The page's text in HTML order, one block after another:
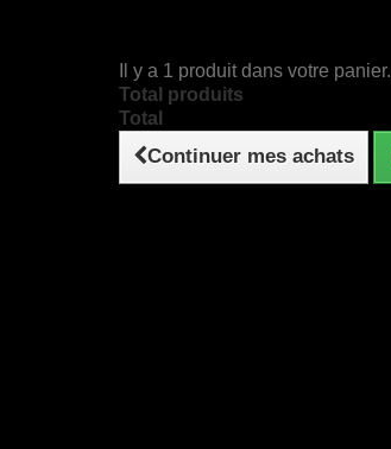
Il y a 1 produit dans votre panier.
Total produits
Total
Continuer mes achats